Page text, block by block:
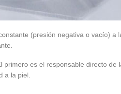
(presión negativa o vacío) a
es el responsable directo de
a la piel.